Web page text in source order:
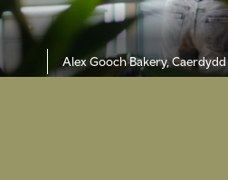
Alex Gooch Bakery, Caerdydd